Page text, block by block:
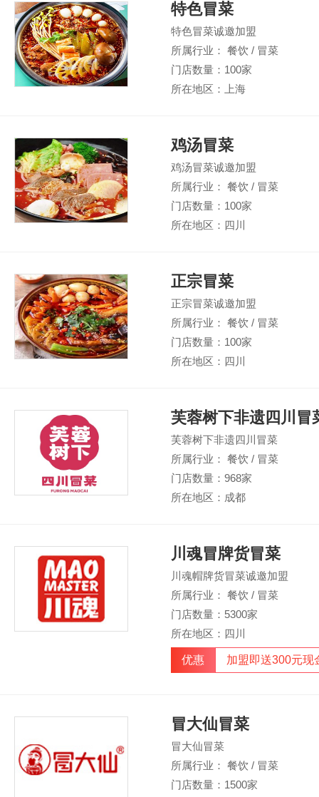
特色冒菜
特色冒菜诚邀加盟
所属行业： 餐饮 / 冒菜
门店数量：100家
所在地区：上海
鸡汤冒菜
鸡汤冒菜诚邀加盟
所属行业： 餐饮 / 冒菜
门店数量：100家
所在地区：四川
正宗冒菜
正宗冒菜诚邀加盟
所属行业： 餐饮 / 冒菜
门店数量：100家
所在地区：四川
芙蓉树下非遗四川冒
芙蓉树下非遗四川冒菜
所属行业： 餐饮 / 冒菜
门店数量：968家
所在地区：成都
川魂冒牌货冒菜
川魂帽牌货冒菜诚邀加盟
所属行业： 餐饮 / 冒菜
门店数量：5300家
所在地区：四川
优惠 加盟即送300元现
冒大仙冒菜
冒大仙冒菜
所属行业： 餐饮 / 冒菜
门店数量：1500家